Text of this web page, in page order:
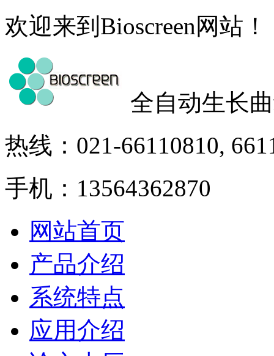
欢迎来到Bioscreen网站！
全自动生长
热线：021-66110810,
手机：13564362870
网站首页
产品介绍
系统特点
应用介绍